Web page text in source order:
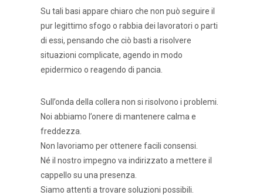
Su tali basi appare chiaro che non può seguire il
pur legittimo sfogo o rabbia dei lavoratori o parti
di essi, pensando che ciò basti a risolvere
situazioni complicate, agendo in modo
epidermico o reagendo di pancia.
Sull’onda della collera non si risolvono i problemi.
Noi abbiamo l’onere di mantenere calma e
freddezza.
Non lavoriamo per ottenere facili consensi.
Né il nostro impegno va indirizzato a mettere il
cappello su una presenza.
Siamo attenti a trovare soluzioni possibili.